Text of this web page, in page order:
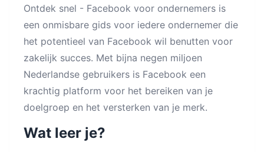
Ontdek snel - Facebook voor ondernemers is
een onmisbare gids voor iedere ondernemer die
het potentieel van Facebook wil benutten voor
zakelijk succes. Met bijna negen miljoen
Nederlandse gebruikers is Facebook een
krachtig platform voor het bereiken van je
doelgroep en het versterken van je merk.
Wat leer je?